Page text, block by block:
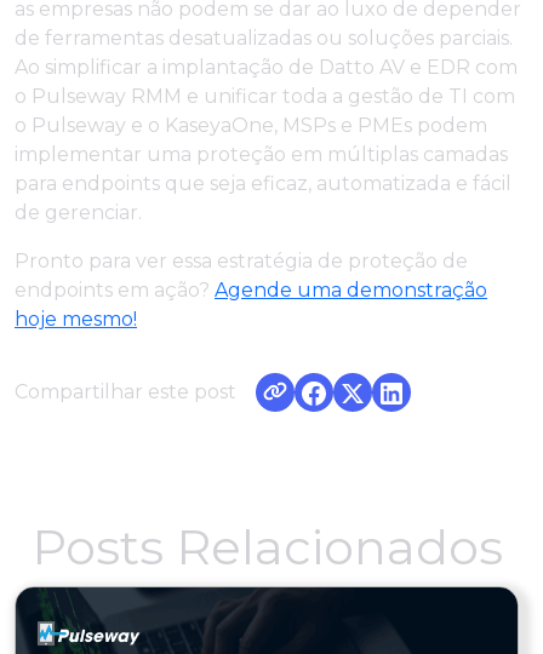
as empresas não podem se dar ao luxo de depender
de ferramentas desatualizadas ou soluções parciais.
Ao simplificar a implantação de Datto AV e EDR com
o Pulseway RMM e unificar toda a gestão de TI com
o Pulseway e o KaseyaOne, MSPs e PMEs podem
implementar uma proteção em múltiplas camadas
para endpoints que seja eficaz, automatizada e fácil
de gerenciar.
Pronto para ver essa estratégia de proteção de
endpoints em ação? Agende uma demonstração
hoje mesmo!
Compartilhar este post
Posts Relacionados